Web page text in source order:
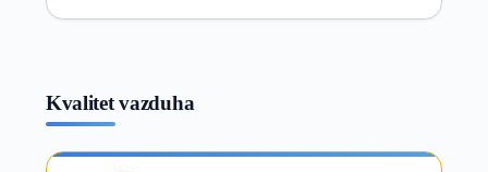
Kvalitet vazduha